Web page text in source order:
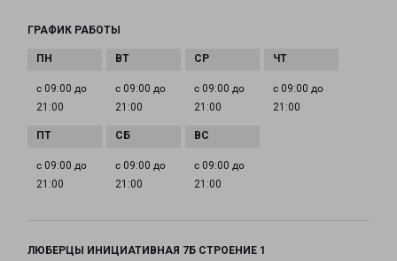
ГРАФИК РАБОТЫ
с 09:00 до
21:00
с 09:00 до
21:00
с 09:00 до
21:00
с 09:00 до
21:00
с 09:00 до
21:00
с 09:00 до
21:00
с 09:00 до
21:00
ЛЮБЕРЦЫ ИНИЦИАТИВНАЯ 7Б СТРОЕНИЕ 1